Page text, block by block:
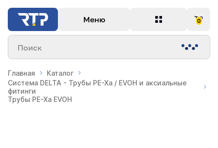
Меню 0
Поиск
Главная
Каталог
Система DELTA - Трубы PE-Xa / EVOH и аксиальные
фитинги
Трубы PE-Xa EVOH